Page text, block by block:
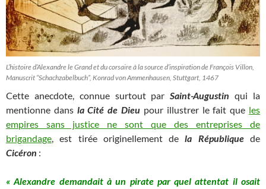
L’histoire d’Alexandre le Grand et du corsaire à la source d’inspiration de François Villon,
Manuscrit “Schachzabelbuch”, Konrad von Ammenhausen, Stuttgart, 1467
Cette anecdote, connue surtout parSaint-Augustin qui la
mentionne dans la Cité de Dieu pour illustrer le fait que les
empires sans justice ne sont que des entreprises de
brigandage, est tirée originellement dela Républiquede
Cicéron :
« Alexandre demandait à un pirate par quel attentat il osait